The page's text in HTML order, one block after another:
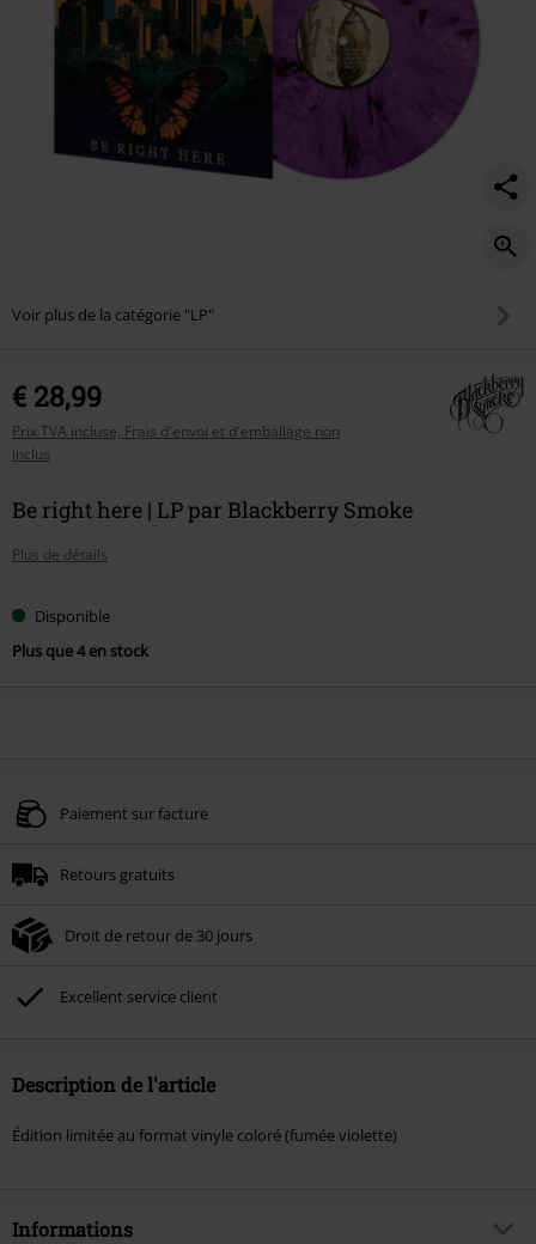
Voir plus de la catégorie "LP"
€ 28,99
Prix TVA incluse, Frais d'envoi et d'emballage non
inclus
Be right here | LP par Blackberry Smoke
Plus de détails
Disponible
Plus que 4 en stock
Paiement sur facture
Retours gratuits
Droit de retour de 30 jours
Excellent service client
Description de l'article
Édition limitée au format vinyle coloré (fumée violette)
Informations